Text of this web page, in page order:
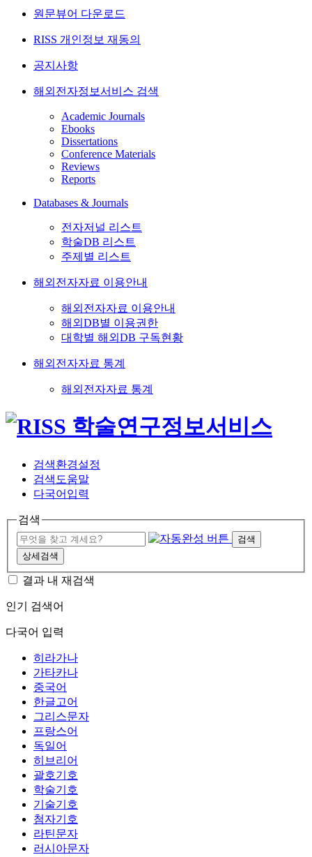
원문뷰어 다운로드
RISS 개인정보 재동의
공지사항
해외전자정보서비스 검색
Academic Journals
Ebooks
Dissertations
Conference Materials
Reviews
Reports
Databases & Journals
전자저널 리스트
학술DB 리스트
주제별 리스트
해외전자자료 이용안내
해외전자자료 이용안내
해외DB별 이용권한
대학별 해외DB 구독현황
해외전자자료 통계
해외전자자료 통계
검색환경설정
검색도움말
다국어입력
검색
검색
상세검색
결과 내 재검색
인기 검색어
다국어 입력
히라가나
가타카나
중국어
한글고어
그리스문자
프랑스어
독일어
히브리어
괄호기호
학술기호
기술기호
첨자기호
라틴문자
러시아문자